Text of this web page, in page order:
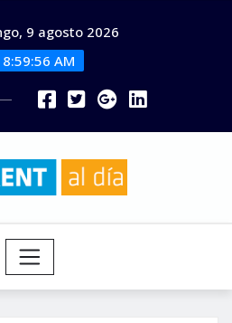
9 agosto 2026
8:59:57 AM